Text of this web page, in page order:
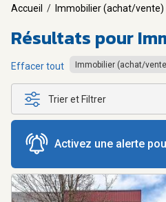
Accueil / Immobilier (achat/vente)
Résultats pour
Effacer tout Immobilier (achat/
Trier et Filtrer
Activez une alerte